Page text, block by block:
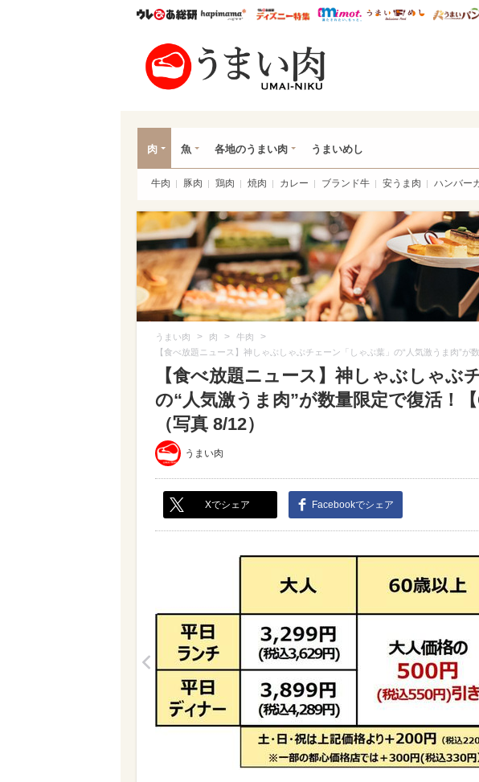
ウレぴあ総研ハピママ* ウレぴあ総研 ディズニー特集
mimot. うまいめし
肉 魚 各地のうまい肉 うまいめし
牛肉 豚肉 鶏肉 焼肉 カレー ブランド牛 安うま肉 ハンバー
うまい肉 > 肉 > 牛肉 >
【食べ放題ニュース】神しゃぶしゃぶチェーン「しゃぶ葉」の“人気激うま肉”が
【食べ放題ニュース】神しゃぶしゃぶ
の“人気激うま肉”が数量限定で復活！
（写真 8/12）
うまい肉
Xでシェア Facebookでシェア